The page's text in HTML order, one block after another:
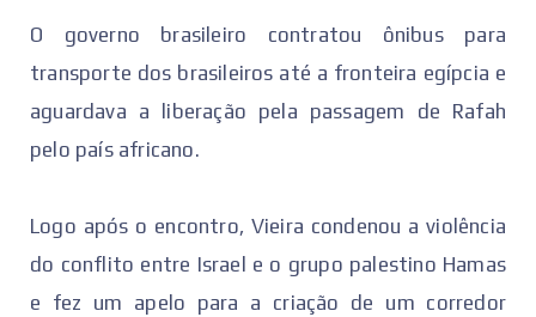
O governo brasileiro contratou ônibus para
transporte dos brasileiros até a fronteira egípcia e
aguardava a liberação pela passagem de Rafah
pelo país africano.
Logo após o encontro, Vieira condenou a violência
do conflito entre Israel e o grupo palestino Hamas
e fez um apelo para a criação de um corredor